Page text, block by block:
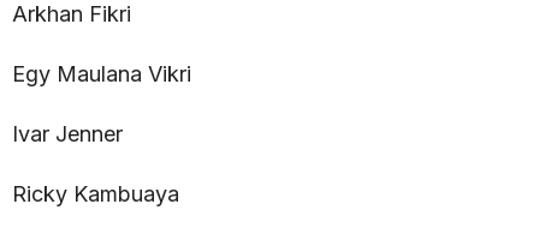
Arkhan Fikri
Egy Maulana Vikri
Ivar Jenner
Ricky Kambuaya